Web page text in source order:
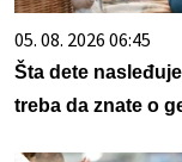
05. 08. 2026 06:45
Šta dete
treba da znate o